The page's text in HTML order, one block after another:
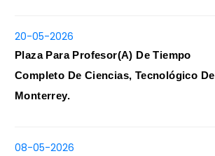
20-05-2026
Plaza Para Profesor(a) De Tiempo
Completo De Ciencias, Tecnológico De
Monterrey.
08-05-2026